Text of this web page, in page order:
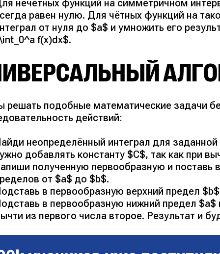
нечётных функций на симметричном
равен нулю. Для чётных функций на
от нуля до $a$ и умножить его
f(x)dx$.
решать подобные математические задачи
действий:
неопределённый интеграл для
добавлять константу $C$, так как при
полученную первообразную и поставь
от $a$ до $b$.
в первообразную верхний предел
в первообразную нижний предел $a$
из первого числа второе. Результат и